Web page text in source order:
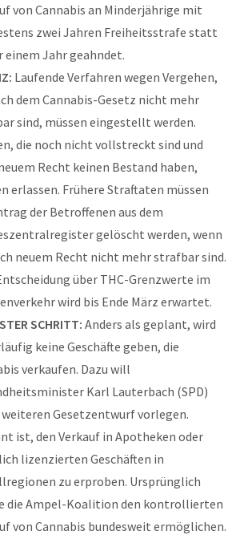
von Cannabis an Minderjährige mit
zwei Jahren Freiheitsstrafe statt
einem Jahr geahndet.
Laufende Verfahren wegen Vergehen,
dem Cannabis-Gesetz nicht mehr
sind, müssen eingestellt werden.
die noch nicht vollstreckt sind und
Recht keinen Bestand haben,
erlassen. Frühere Straftaten müssen
der Betroffenen aus dem
gelöscht werden, wenn
neuem Recht nicht mehr strafbar sind.
über THC-Grenzwerte im
wird bis Ende März erwartet.
SCHRITT: Anders als geplant, wird
keine Geschäfte geben, die
verkaufen. Dazu will
Karl Lauterbach (SPD)
Gesetzentwurf vorlegen.
ist, den Verkauf in Apotheken oder
lizenzierten Geschäften in
zu erproben. Ursprünglich
die Ampel-Koalition den kontrollierten
von Cannabis bundesweit ermöglichen.